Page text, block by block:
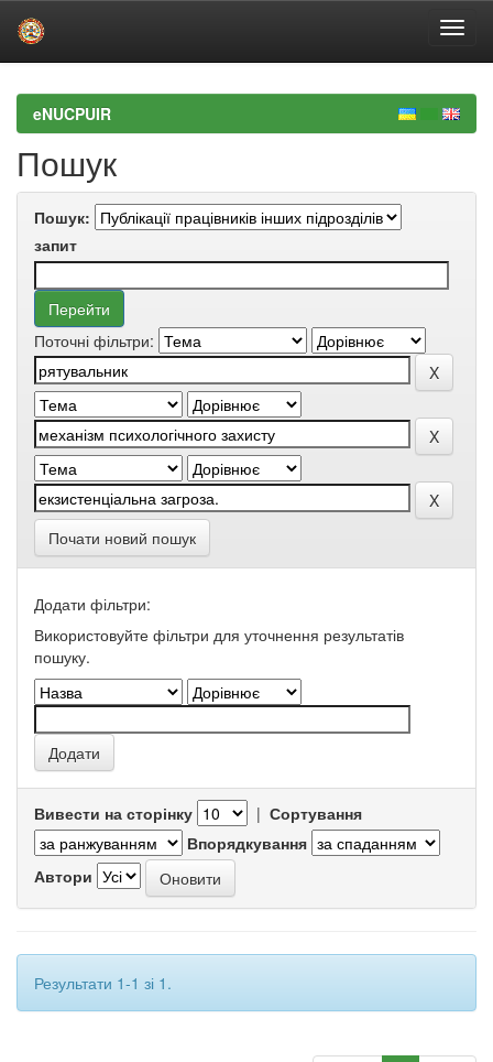
navigationeNUCPUIR
Пошук
Пошук:
запит
Поточні фільтри:
Почати новий пошук
Додати фільтри:
Використовуйте фільтри для уточнення результатів
пошуку.
Вивести на сторінку | Сортування
Впорядкування
Автори
Результати 1-1 зі 1.